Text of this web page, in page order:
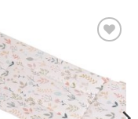
Kedvenceimhez
adom